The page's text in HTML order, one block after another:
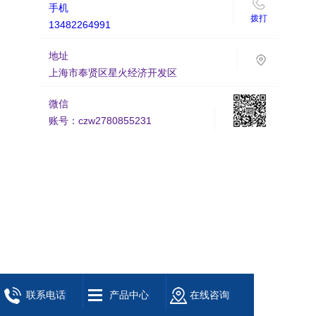
拨打
手机
13482264991
地址
上海市奉贤区星火经济开发区
微信
账号：czw2780855231
联系电话 产品中心 在线咨询